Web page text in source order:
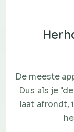
De meeste
Dus als je
laat afrondt,